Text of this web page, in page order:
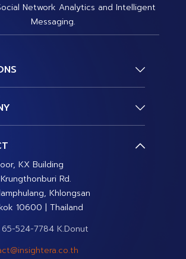
Network Analytics and Intelligent
Messaging.
KX Building
Krungthonburi Rd.
Khlongsan
10600 | Thailand
65-524-7784 K.Donut